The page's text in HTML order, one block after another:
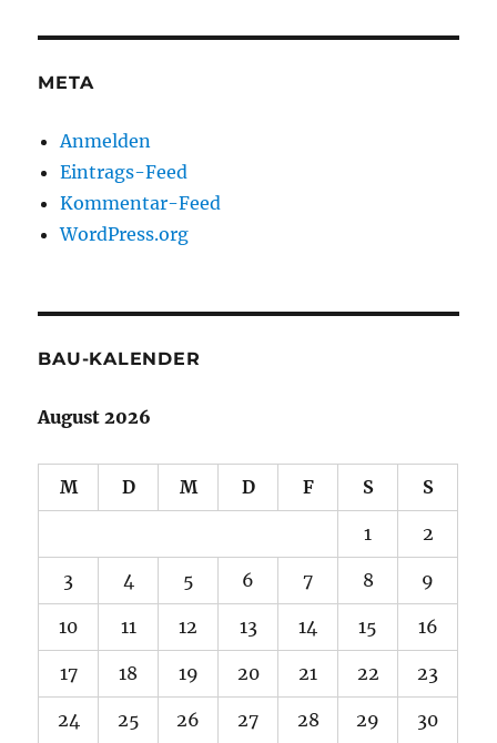
META
Anmelden
Eintrags-Feed
Kommentar-Feed
WordPress.org
BAU-KALENDER
August 2026
M D M D F S S
1 2
3 4 5 6 7 8 9
10 11 12 13 14 15 16
17 18 19 20 21 22 23
24 25 26 27 28 29 30